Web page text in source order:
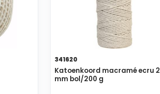
341620
Katoenkoord macramé ecru 2
mm bol/200 g